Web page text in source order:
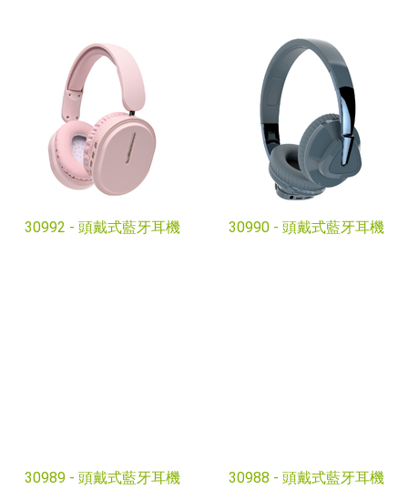
30992 - 頭戴式藍牙耳機 30990 - 頭戴式藍牙耳機
30989 - 頭戴式藍牙耳機 30988 - 頭戴式藍牙耳機